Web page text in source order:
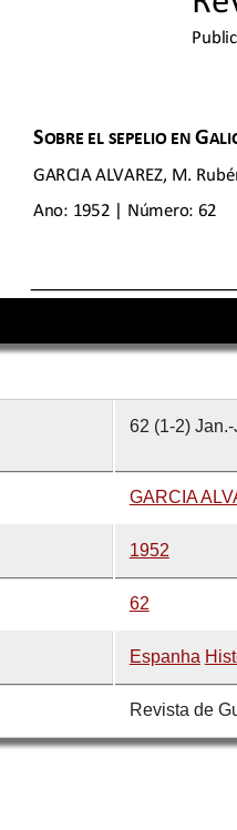
62 (1-2)
GARCIA
1952
62
Espanha
Revista de